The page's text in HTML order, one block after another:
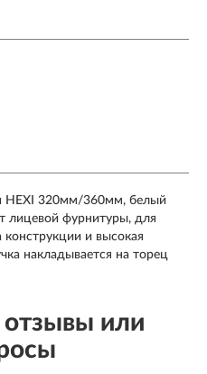
HEXI 320мм/360мм, белый
лицевой фурнитуры, для
конструкции и высокая
накладывается на торец
или